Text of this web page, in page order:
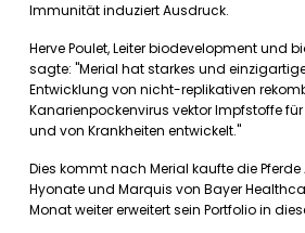
Immunität induziert Ausdruck.
Herve Poulet, Leiter biodevelopment und
sagte: "Merial hat starkes und
Entwicklung von nicht-replikativen
Kanarienpockenvirus vektor Impfstoffe
und von Krankheiten entwickelt."
Dies kommt nach Merial kaufte die Pferde
Hyonate und Marquis von Bayer
Monat weiter erweitert sein Portfolio in